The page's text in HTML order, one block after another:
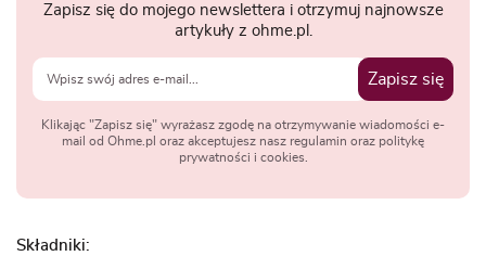
Zapisz się do mojego newslettera i otrzymuj najnowsze
artykuły z ohme.pl.
Zapisz się
Klikając "Zapisz się" wyrażasz zgodę na otrzymywanie wiadomości e-
mail od Ohme.pl oraz akceptujesz nasz regulamin oraz politykę
prywatności i cookies.
Składniki: